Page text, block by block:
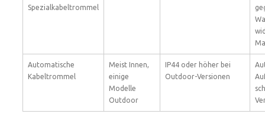
Spezialkabeltrommel
Automatische
Kabeltrommel
Meist Innen,
einige
Modelle
Outdoor
IP44 oder höher bei
Outdoor-Versionen